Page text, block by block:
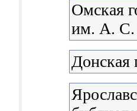
Омская
им. А.
Донская